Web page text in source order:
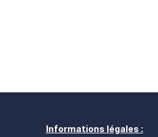
Informations légales :